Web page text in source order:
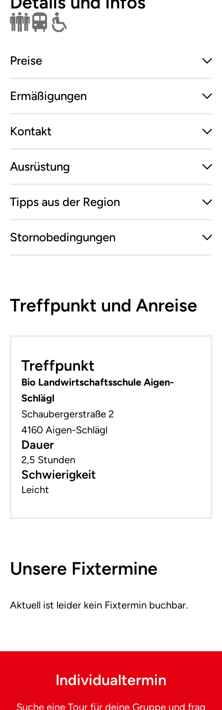
Nur für Gruppen buchbar
Öffentlich erreichbar
Preise
Ermäßigungen
Kontakt
Ausrüstung
Tipps aus der Region
Stornobedingungen
Treffpunkt und Anreise
−
Treffpunkt
Bio Landwirtschaftsschule Aigen-
Schlägl
Schaubergerstraße 2
4160 Aigen-Schlägl
Dauer
2,5 Stunden
Schwierigkeit
Leicht
Unsere Fixtermine
Aktuell ist leider kein Fixtermin buchbar.
Individualtermin
Suche eine Tour für deine Gruppe und frag